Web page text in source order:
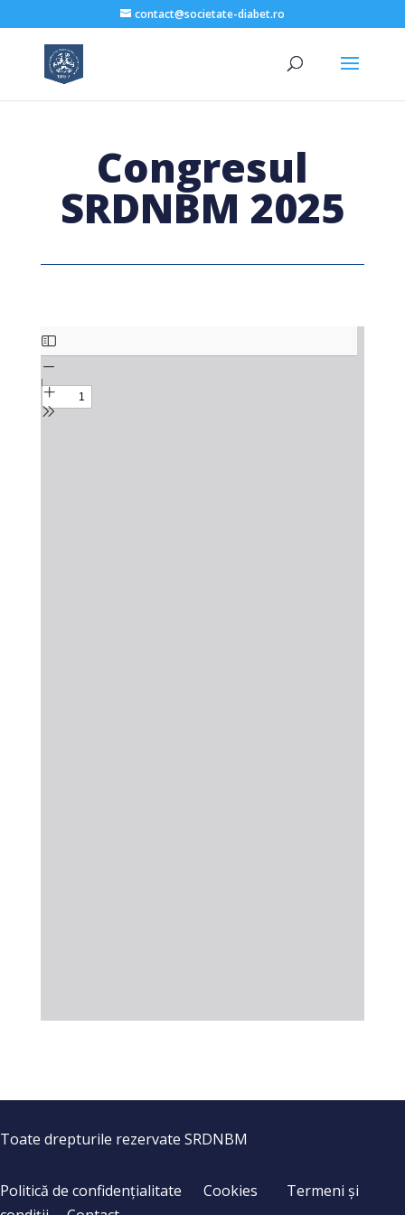
contact@societate-diabet.ro
Congresul
SRDNBM 2025
to
PDF
content
Toate drepturile rezervate SRDNBM
Politică de confidențialitate Cookies
Termeni și